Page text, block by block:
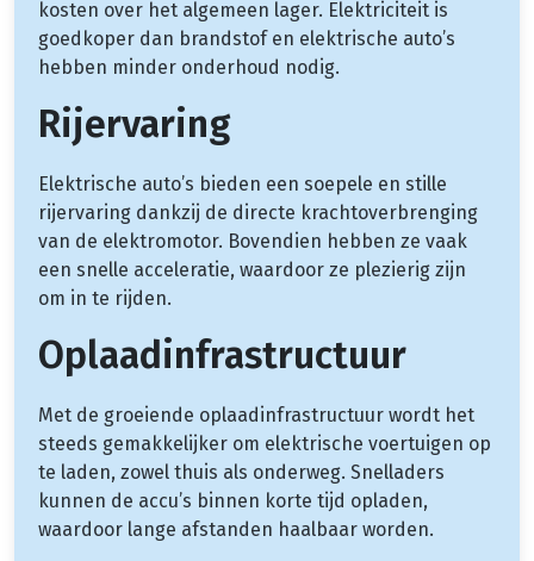
kosten over het algemeen lager. Elektriciteit is
goedkoper dan brandstof en elektrische auto’s
hebben minder onderhoud nodig.
Rijervaring
Elektrische auto’s bieden een soepele en stille
rijervaring dankzij de directe krachtoverbrenging
van de elektromotor. Bovendien hebben ze vaak
een snelle acceleratie, waardoor ze plezierig zijn
om in te rijden.
Oplaadinfrastructuur
Met de groeiende oplaadinfrastructuur wordt het
steeds gemakkelijker om elektrische voertuigen op
te laden, zowel thuis als onderweg. Snelladers
kunnen de accu’s binnen korte tijd opladen,
waardoor lange afstanden haalbaar worden.